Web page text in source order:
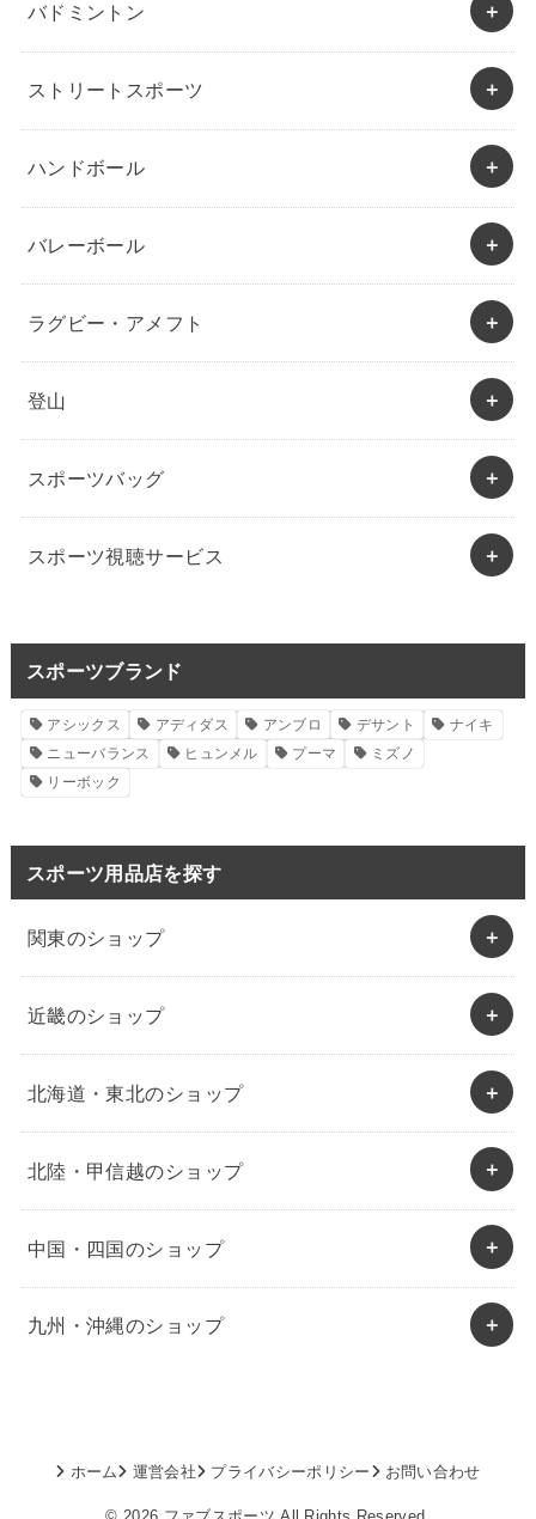
バドミントン
ストリートスポーツ
ハンドボール
バレーボール
ラグビー・アメフト
登山
スポーツバッグ
スポーツ視聴サービス
スポーツブランド
アシックス アディダス アンブロ デサント
ナイキ
ニューバランス
ヒュンメル プーマ
ミズノ
リーボック
スポーツ用品店を探す
関東のショップ
近畿のショップ
北海道・東北のショップ
北陸・甲信越のショップ
中国・四国のショップ
九州・沖縄のショップ
ホーム 運営会社 プライバシーポリシー お問い合わせ